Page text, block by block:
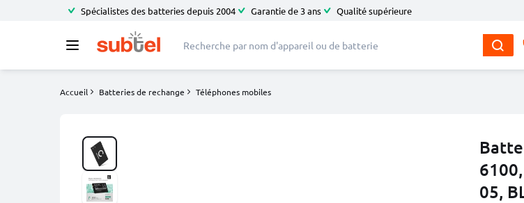
Spécialistes des batteries depuis 2004 Garantie de 3 ans Qualité supérieure
Accueil Batteries de rechange Téléphones mobiles
05,